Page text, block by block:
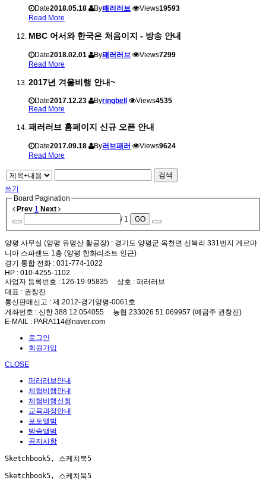
Date2018.05.18 By패러러브 Views19593
Read More
MBC 어서와 한국은 처음이지 - 방송 안내
Date2018.02.01 By패러러브 Views7299
Read More
2017년 겨울비행 안내~
Date2017.12.23 Byringbell Views4535
Read More
패러러브 홈페이지 신규 오픈 안내
Date2017.09.18 By러브패러 Views9624
Read More
검색
쓰기
Board Pagination
Prev 1 Next
/ 1
GO
양평 사무실 (양평 유명산 활공장) : 경기도 양평군 옥천면 신복리 331번지 게르마
니아 스파랜드 1층 (양평 한화리조트 인근)
경기 통합 전화 : 031-774-1022
HP : 010-4255-1102
사업자 등록번호 : 126-19-95835 상호 : 패러러브
대표 : 권창진
통신판매신고 : 제 2012-경기양평-0061호
계좌번호 : 신한 388 12 054055 농협 233026 51 069957 (예금주 권창진)
E-MAIL : PARA114@naver.com
로그인
회원가입
CLOSE
패러러브안내
체험비행안내
체험비행신청
교육과정안내
포토앨범
방송앨범
공지사항
Sketchbook5, 스케치북5
Sketchbook5, 스케치북5